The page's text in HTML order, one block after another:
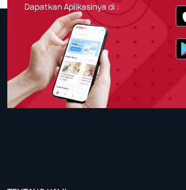
Dapatkan Aplikasinya di :